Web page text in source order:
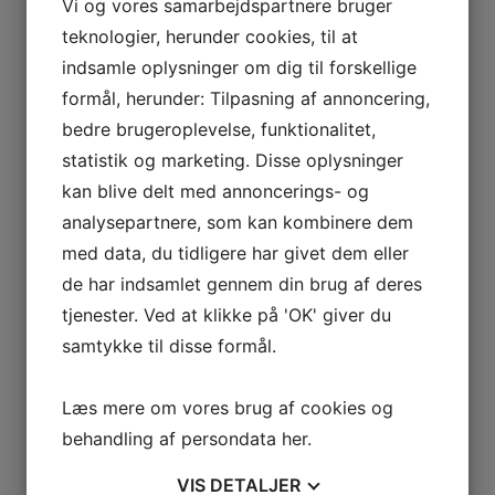
Yderligere information
Vægt 0,9 kg
Relaterede varer
NYLON NET 210D/15 –
14MM 200MA 3000KN
NYLON NET 210D/15 –
20MM 23MA 3000KN
Vi og vores samarbejdspartnere bruger
teknologier, herunder cookies, til at
indsamle oplysninger om dig til forskellige
formål, herunder: Tilpasning af annoncering,
bedre brugeroplevelse, funktionalitet,
statistik og marketing. Disse oplysninger
kan blive delt med annoncerings- og
analysepartnere, som kan kombinere dem
med data, du tidligere har givet dem eller
de har indsamlet gennem din brug af deres
tjenester. Ved at klikke på 'OK' giver du
samtykke til disse formål.
Læs mere om vores brug af cookies og
behandling af persondata her.
VIS DETALJER